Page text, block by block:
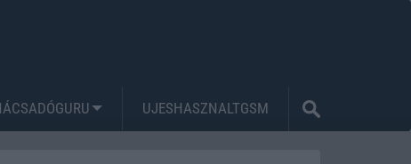
UJESHASZNALTGSM